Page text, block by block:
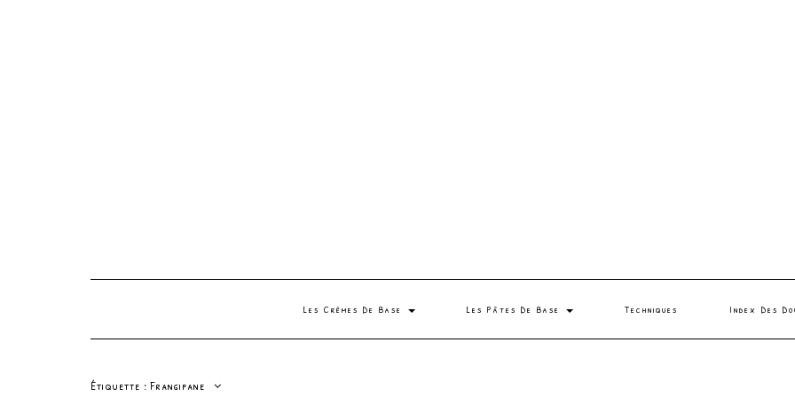
Les Crèmes De Base Les Pâtes De Base Techniques Index Des
Étiquette :Frangipane